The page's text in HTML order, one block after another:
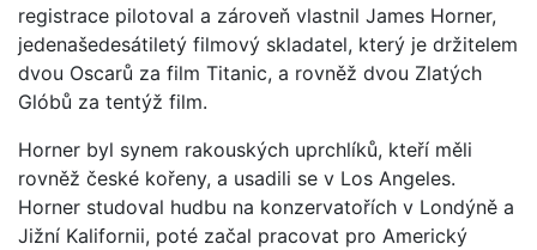
registrace pilotoval a zároveň vlastnil James Horner,
jedenašedesátiletý filmový skladatel, který je držitelem
dvou Oscarů za film Titanic, a rovněž dvou Zlatých
Glóbů za tentýž film.
Horner byl synem rakouských uprchlíků, kteří měli
rovněž české kořeny, a usadili se v Los Angeles.
Horner studoval hudbu na konzervatořích v Londýně a
Jižní Kalifornii, poté začal pracovat pro Americký